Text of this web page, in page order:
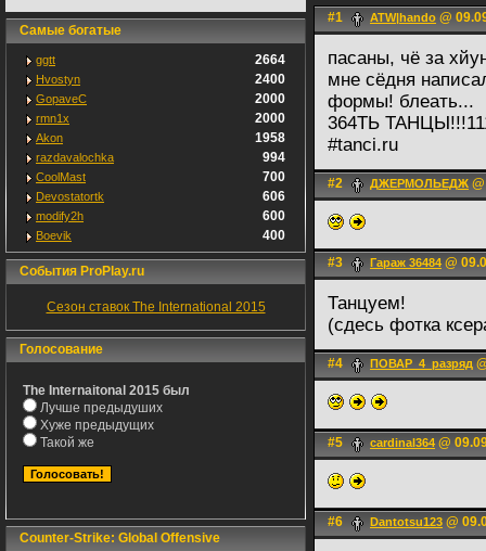
Самые богатые
ggtt 2664
Hvostyn 2400
GopaveC 2000
rmn1x 2000
Akon 1958
razdavalochka 994
CoolMast 700
Devostatortk 606
modify2h 600
Boevik 400
События ProPlay.ru
Сезон ставок The International 2015
Голосование
The Internaitonal 2015 был
Лучше предыдуших
Хуже предыдущих
Такой же
Counter-Strike: Global Offensive
#1 ATW|hando @
пасаны, чё за
мне сёдня
формы! блеать...
364ТЬ
#tanci.ru
#2 ДЖЕРМОЛЬЕДЖ
#3 Гараж 36484 @
Танцуем!
(сдесь фотка
#4 ПОВАР_4_разряд
#5 cardinal364 @
#6 Dantotsu123 @